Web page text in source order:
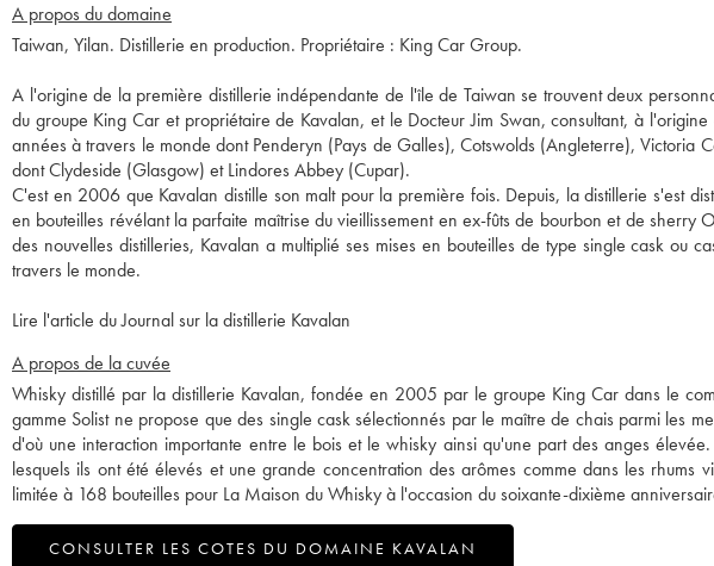
A propos du domaine
Taiwan, Yilan. Distillerie en production. Propriétaire : King Car Group.
A l'origine de la première distillerie indépendante de l'île de Taiwan se trouvent deux
du groupe King Car et propriétaire de Kavalan, et le Docteur Jim Swan, consultant, à
années à travers le monde dont Penderyn (Pays de Galles), Cotswolds (Angleterre), Victoria
dont Clydeside (Glasgow) et Lindores Abbey (Cupar).
C'est en 2006 que Kavalan distille son malt pour la première fois. Depuis, la distillerie s'est
en bouteilles révélant la parfaite maîtrise du vieillissement en ex-fûts de bourbon et de sherry
des nouvelles distilleries, Kavalan a multiplié ses mises en bouteilles de type single cask ou
travers le monde.
Lire l'article du Journal sur la distillerie Kavalan
A propos de la cuvée
Whisky distillé par la distillerie Kavalan, fondée en 2005 par le groupe King Car dans le
gamme Solist ne propose que des single cask sélectionnés par le maître de chais parmi les
d'où une interaction importante entre le bois et le whisky ainsi qu'une part des anges
lesquels ils ont été élevés et une grande concentration des arômes comme dans les rhums
limitée à 168 bouteilles pour La Maison du Whisky à l'occasion du soixante-dixième
CONSULTER LES COTES DU DOMAINE KAVALAN